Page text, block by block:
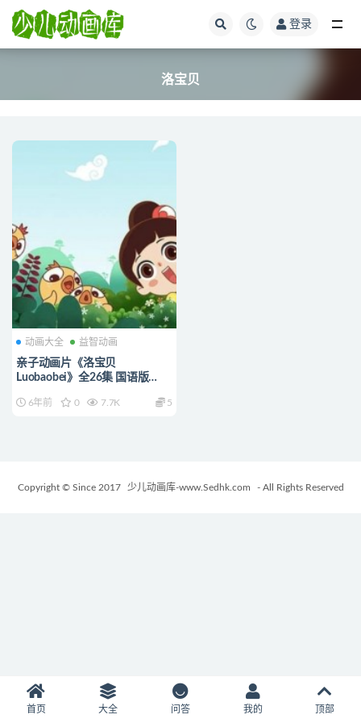
登录
洛宝贝
动画大全 益智动画
亲子动画片《洛宝贝
Luobaobei》全26集 国语版
全集下载
6年前 0 7.7K 5
Copyright © Since 2017 少儿动画库-www.Sedhk.com - All Rights Reserved
首页 大全 问答 我的 顶部